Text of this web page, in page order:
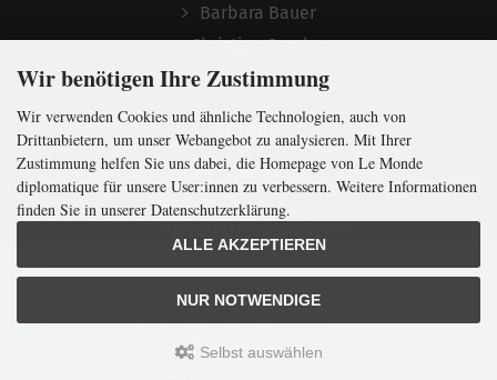
mit der weltweitgrößten
MonatszeitungfürinternationalePolitik
Jetzt das Digi-Abo testen:
Barbara Bauer
Christian Semler
Folgen
LMd © 2026 | Template © 2009-2026 bymodified eCommerce Shopsoftware
Wir benötigen Ihre Zustimmung
Wir verwenden Cookies und ähnliche Technologien, auch von
Drittanbietern, um unser Webangebot zu analysieren. Mit Ihrer
Zustimmung helfen Sie uns dabei, die Homepage von Le Monde
diplomatique für unsere User:innen zu verbessern. Weitere Informationen
finden Sie in unserer Datenschutzerklärung.
ALLE AKZEPTIEREN
NUR NOTWENDIGE
Selbst auswählen